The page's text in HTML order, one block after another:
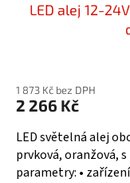
LED alej 12-
1 873 Kč bez DPH
2 266 Kč
LED světelná alej
prvková, oranžová,
parametry: •